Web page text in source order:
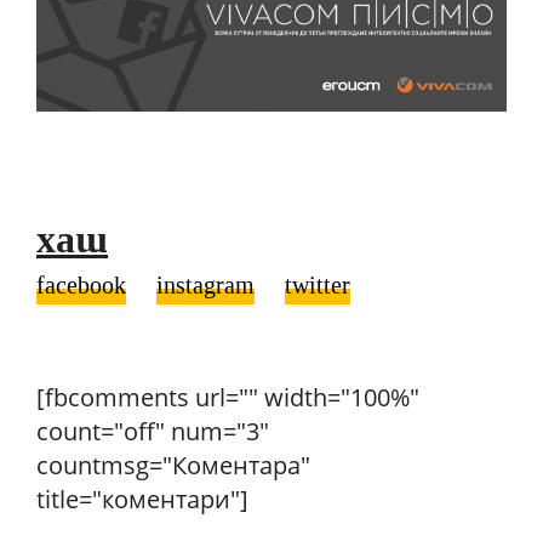
хаш
facebook instagram twitter
[fbcomments url="" width="100%"
count="off" num="3"
countmsg="Коментара"
title="коментари"]